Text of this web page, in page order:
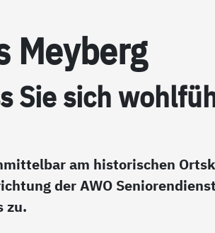
Mey­berg
Sie sich
am historischen
der AWO
zu.